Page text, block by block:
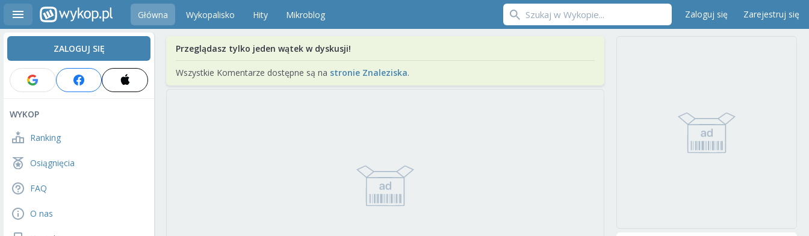
Główna Wykopalisko Hity Mikroblog Zaloguj się Zarejestruj się
ZALOGUJ SIĘ
WYKOP
Ranking
Osiągnięcia
FAQ
O nas
Przeglądasz tylko jeden wątek w dyskusji!
Wszystkie Komentarze dostępne są na stronie Znaleziska.